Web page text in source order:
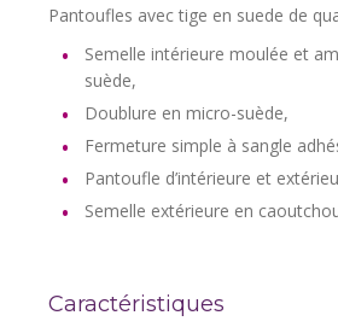
Pantoufles avec tige en suede de
Semelle intérieure moulée et
suède,
Doublure en micro-suède,
Fermeture simple à sangle
Pantoufle d’intérieure et
Semelle extérieure en
Caractéristiques